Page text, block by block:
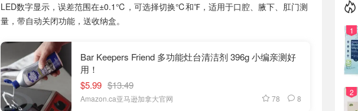
LED数字显示，误差范围在±0.1℃，可选择切换℃和℉，适用于口腔、腋下、肛门测
量，带自动关闭功能，送收纳盒。
Bar Keepers Friend 多功能灶台清洁剂 396g 小编亲测好
用！
$5.99 $13.49
Amazon.ca亚马逊加拿大官网 78 8